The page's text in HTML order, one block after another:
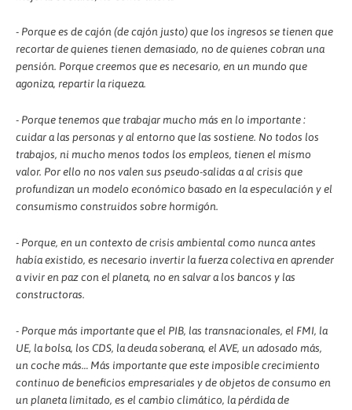
- Porque es de cajón (de cajón justo) que los ingresos se tienen que
recortar de quienes tienen demasiado, no de quienes cobran una
pensión. Porque creemos que es necesario, en un mundo que
agoniza, repartir la riqueza.
- Porque tenemos que trabajar mucho más en lo importante :
cuidar a las personas y al entorno que las sostiene. No todos los
trabajos, ni mucho menos todos los empleos, tienen el mismo
valor. Por ello no nos valen sus pseudo-salidas a al crisis que
profundizan un modelo económico basado en la especulación y el
consumismo construidos sobre hormigón.
- Porque, en un contexto de crisis ambiental como nunca antes
había existido, es necesario invertir la fuerza colectiva en aprender
a vivir en paz con el planeta, no en salvar a los bancos y las
constructoras.
- Porque más importante que el PIB, las transnacionales, el FMI, la
UE, la bolsa, los CDS, la deuda soberana, el AVE, un adosado más,
un coche más… Más importante que este imposible crecimiento
continuo de beneficios empresariales y de objetos de consumo en
un planeta limitado, es el cambio climático, la pérdida de